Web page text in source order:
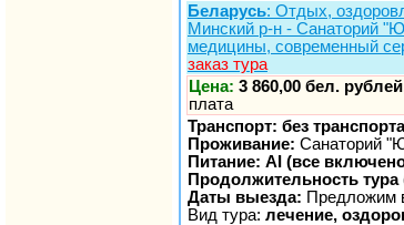
Беларусь: Отдых,
Минский р-н - Санаторий
медицины, современный
заказ тура
Цена: 3 860,00 бел. рублей
плата
Транспорт: без транспорта
Проживание: Санаторий
Питание: AI (все
Продолжительность тура
Даты выезда: Предложим
Вид тура: лечение,